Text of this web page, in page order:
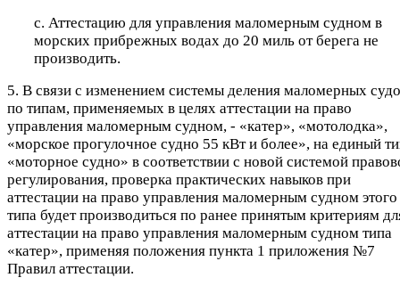
c. Аттестацию для управления маломерным судном в
морских прибрежных водах до 20 миль от берега не
производить.
5. В связи с изменением системы деления маломерных
по типам, применяемых в целях аттестации на право
управления маломерным судном, - «катер», «мотолодка»,
«морское прогулочное судно 55 кВт и более», на единый
«моторное судно» в соответствии с новой системой
регулирования, проверка практических навыков при
аттестации на право управления маломерным судном этого
типа будет производиться по ранее принятым критериям
аттестации на право управления маломерным судном типа
«катер», применяя положения пункта 1 приложения №7
Правил аттестации.